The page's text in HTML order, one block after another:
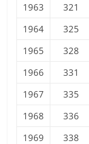
1963
321
1964
325
1965
328
1966
331
1967
335
1968
336
1969
338